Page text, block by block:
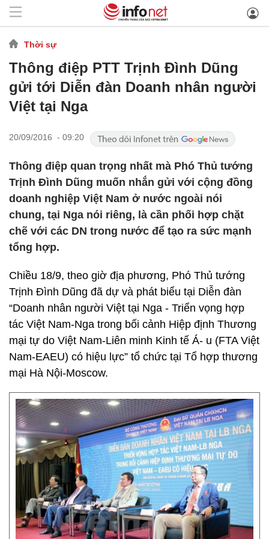
Thời sự
Thông điệp PTT Trịnh Đình Dũng
gửi tới Diễn đàn Doanh nhân người
Việt tại Nga
20/09/2016 - 09:20
Thông điệp quan trọng nhất mà Phó Thủ tướng
Trịnh Đình Dũng muốn nhắn gửi với cộng đồng
doanh nghiệp Việt Nam ở nước ngoài nói
chung, tại Nga nói riêng, là cần phối hợp chặt
chẽ với các DN trong nước để tạo ra sức mạnh
tổng hợp.
Chiều 18/9, theo giờ địa phương, Phó Thủ tướng
Trịnh Đình Dũng đã dự và phát biểu tại Diễn đàn
“Doanh nhân người Việt tại Nga - Triển vọng hợp
tác Việt Nam-Nga trong bối cảnh Hiệp định Thương
mại tự do Việt Nam-Liên minh Kinh tế Á- u (FTA Việt
Nam-EAEU) có hiệu lực” tổ chức tại Tổ hợp thương
mại Hà Nội-Moscow.